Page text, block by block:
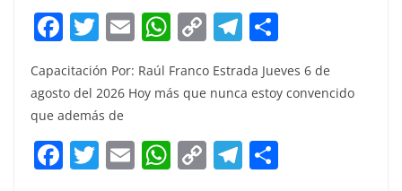
F
a
c
e
b
o
T
itt
er
E
m
ai
W
at
A
p
C
p
Li
n
T
el
e
a
m
ar
e
Capacitación Por: Raúl Franco Estrada Jueves 6 de
agosto del 2026 Hoy más que nunca estoy convencido
que además de
F T E W C T